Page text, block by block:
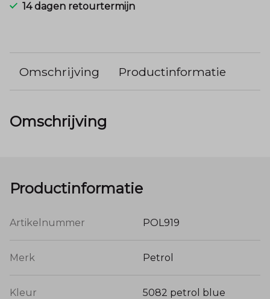
14 dagen retourtermijn
Omschrijving Productinformatie
Omschrijving
Productinformatie
Artikelnummer POL919
Merk Petrol
Kleur 5082 petrol blue